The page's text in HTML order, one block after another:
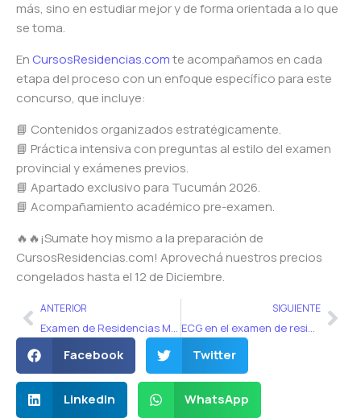
más, sino en estudiar mejor y de forma orientada a lo que
se toma.
En CursosResidencias.comte acompañamos en cada
etapa del proceso con un enfoque específico para este
concurso, que incluye:
📘 Contenidos organizados estratégicamente.
📘 Práctica intensiva con preguntas al estilo del examen
provincial y exámenes previos.
📘 Apartado exclusivo para Tucumán 2026.
📘 Acompañamiento académico pre-examen.
🔥🔥¡Sumate hoy mismo a la preparación de
CursosResidencias.com! Aprovechá nuestros precios
congelados hasta el 12 de Diciembre.
AntANTERIOR
Examen de Residencias Médicas 2026 en Córdoba: ¿Cómo encarar la preparación?
SIGUIENTE
ECG en el examen de residencias medicas en Argentina: ¿Cómo se toma?
Facebook Twitter
LinkedIn WhatsApp